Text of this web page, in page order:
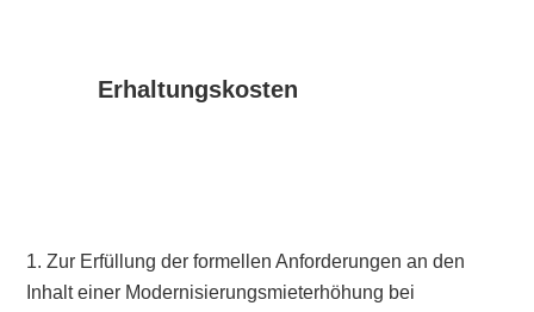
Erhaltungskosten
1. Zur Erfüllung der formellen Anforderungen an den
Inhalt einer Modernisierungsmieterhöhung bei